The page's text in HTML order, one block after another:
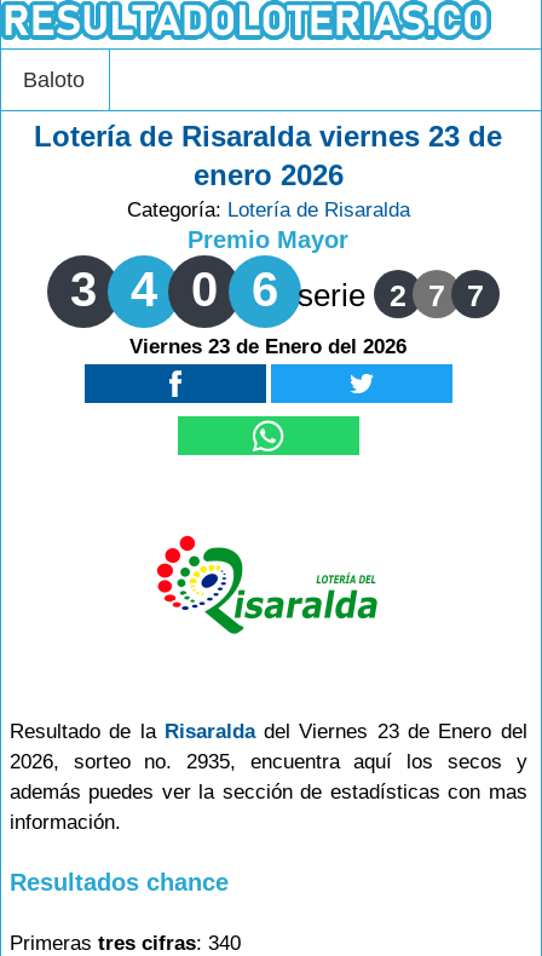
Baloto
Lotería de Risaralda viernes 23 de
enero 2026
Categoría: Lotería de Risaralda
Premio Mayor
3 4 0 6 serie 2 7 7
Viernes 23 de Enero del 2026
Resultado de la Risaraldadel Viernes 23 de Enero del
2026, sorteo no. 2935, encuentra aquí los secos y
además puedes ver la sección de estadísticas con mas
información.
Resultados chance
Primeras tres cifras: 340